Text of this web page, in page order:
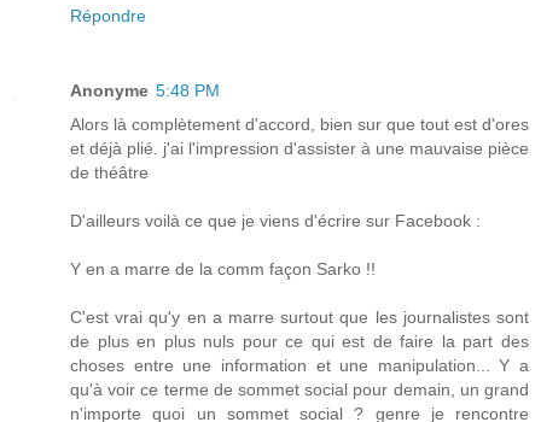
Répondre
Anonyme 5:48 PM
Alors là complètement d'accord, bien sur que tout est d'ores
et déjà plié. j'ai l'impression d'assister à une mauvaise pièce
de théâtre
D'ailleurs voilà ce que je viens d'écrire sur Facebook :
Y en a marre de la comm façon Sarko !!
C'est vrai qu'y en a marre surtout que les journalistes sont
de plus en plus nuls pour ce qui est de faire la part des
choses entre une information et une manipulation... Y a
qu'à voir ce terme de sommet social pour demain, un grand
n'importe quoi un sommet social ? genre je rencontre